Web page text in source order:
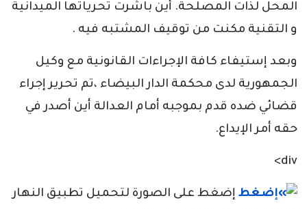
المحل لذات المصلحة. أين باشرت تحرياتها الميدانية
و التقنية مكنت من توقيف المشتبه فيه .
وبعد إستيفاء كافة الإجراءات القانونية مع وكيل
الجمهورية لدى محكمة الدار البيضاء ،تم تحرير إجراء
قضائي ضده قدم بموجبه أمام العدالة أين أصدر في
حقه أمر الإيداع.
div>
إضغط على الصورة لتحميل تطبيق النهار